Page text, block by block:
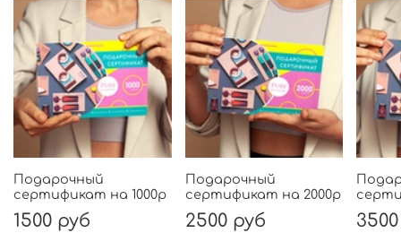
Подарочный
сертификат на 1000р
1500 руб
Подарочный
сертификат на 2000р
2500 руб